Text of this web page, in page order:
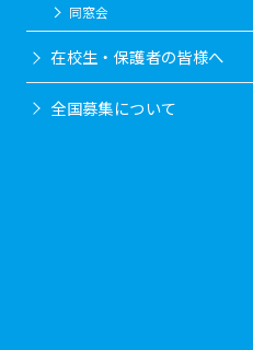
同窓会
在校生・保護者の皆様へ
全国募集について